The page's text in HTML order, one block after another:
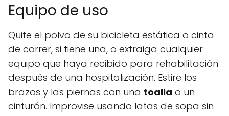
Equipo de uso
Quite el polvo de su bicicleta estática o cinta
de correr, si tiene una, o extraiga cualquier
equipo que haya recibido para rehabilitación
después de una hospitalización. Estire los
brazos y las piernas con una toalla o un
cinturón. Improvise usando latas de sopa sin